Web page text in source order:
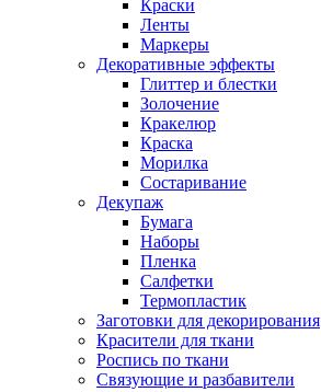
Краски
Ленты
Маркеры
Декоративные эффекты
Глиттер и блестки
Золочение
Кракелюр
Краска
Морилка
Состаривание
Декупаж
Бумага
Наборы
Пленка
Салфетки
Термопластик
Заготовки для декорирования
Красители для ткани
Роспись по ткани
Связующие и разбавители